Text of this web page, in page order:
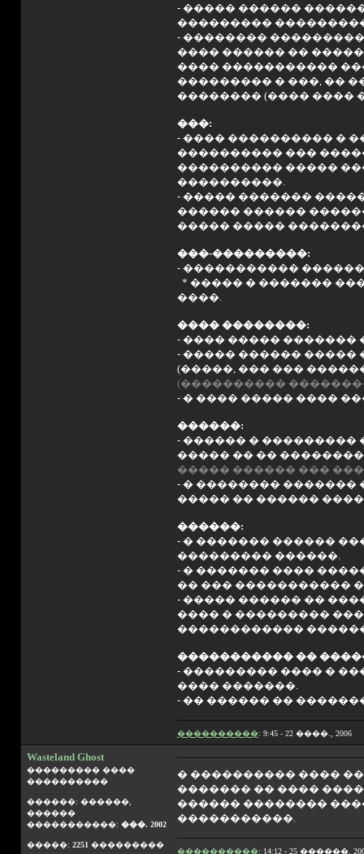
- ����� ������
���������
- ��������
���� ������ ��
���� �����������
��������� � ���, ��
�������� (���� ����
���:
- ���� ���������� �
���������� ���
���������� �����
����������.
- ����� �������
������ ������
����� �����
���-���������:
- �����������
* ����� � �������
����.
���� ��������:
- ���� ����� �������
- ����� ������
(�����, ��� ���
(����������
- � ���� ����� ����
������:
- ������ � ���������
����� �� �� ��������
����� ������ ���
- � ��������
����� �� ������
������:
- � ������� ������
��������� ������.
- � ������� ����
�� ��� ����������� �
- ����� ������ ��
���� � ���������
������������
����������� ��
- ��������� ���� �
���� �������.
- �� ������ ��
����������: 9:45 - 22 ����., 2006
Wasteland Ghost
��������� ����
����������
������: ������,
������
�����������: ���. 2002
�����: 2251 ���������
� ���������� ����
������� �� ����
������ ��������
�����������.
����������: 14:12 - 25 ������,